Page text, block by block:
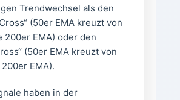
Trendwechsel als den
(50er EMA kreuzt von
200er EMA) oder den
(50er EMA kreuzt von
EMA).
haben in der